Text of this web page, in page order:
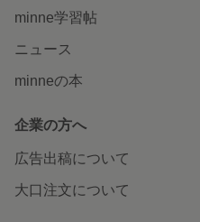
minne学習帖
ニュース
minneの本
企業の方へ
広告出稿について
大口注文について